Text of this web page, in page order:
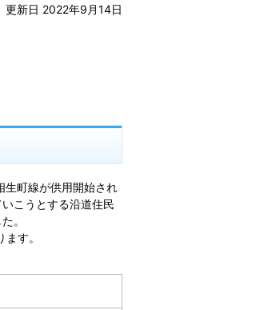
更新日 2022年9月14日
生町線が供用開始され
こうとする沿道住民
。
す。